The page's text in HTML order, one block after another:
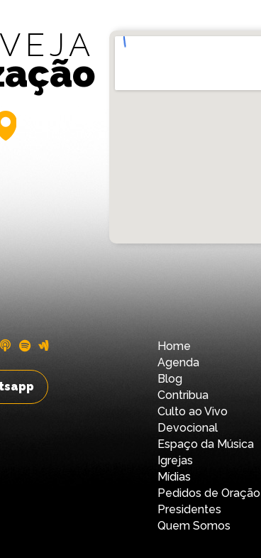
VEJA
Home
Agenda
Blog
Contribua
Culto ao Vivo
Devocional
Espaço da Música
Igrejas
Mídias
Pedidos de Oração
Presidentes
Quem Somos